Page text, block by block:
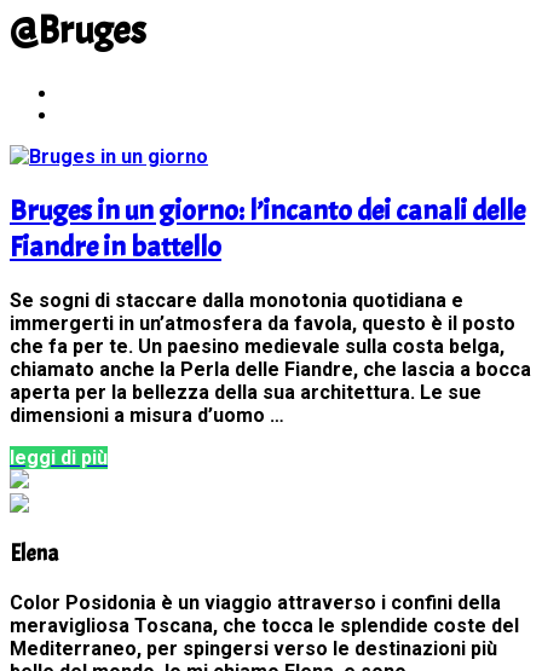
@Bruges
Bruges in un giorno: l’incanto dei canali delle
Fiandre in battello
Se sogni di staccare dalla monotonia quotidiana e
immergerti in un’atmosfera da favola, questo è il posto
che fa per te. Un paesino medievale sulla costa belga,
chiamato anche la Perla delle Fiandre, che lascia a bocca
aperta per la bellezza della sua architettura. Le sue
dimensioni a misura d’uomo …
leggi di più
Elena
Color Posidonia è un viaggio attraverso i confini della
meravigliosa Toscana, che tocca le splendide coste del
Mediterraneo, per spingersi verso le destinazioni più